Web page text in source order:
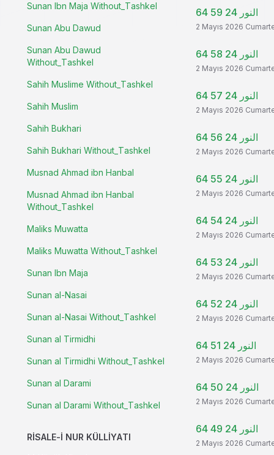
Sunan Ibn Maja Without_Tashkel
Sunan Abu Dawud
Sunan Abu Dawud
Without_Tashkel
Sahih Muslime Without_Tashkel
Sahih Muslim
Sahih Bukhari
Sahih Bukhari Without_Tashkel
Musnad Ahmad ibn Hanbal
Musnad Ahmad ibn Hanbal
Without_Tashkel
Maliks Muwatta
Maliks Muwatta Without_Tashkel
Sunan Ibn Maja
Sunan al-Nasai
Sunan al-Nasai Without_Tashkel
Sunan al Tirmidhi
Sunan al Tirmidhi Without_Tashkel
Sunan al Darami
Sunan al Darami Without_Tashkel
RISALE-I NUR KÜLLIYATI
النور 24 59 64
2 Mayıs 2026
النور 24 58 64
2 Mayıs 2026
النور 24 57 64
2 Mayıs 2026
النور 24 56 64
2 Mayıs 2026
النور 24 55 64
2 Mayıs 2026
النور 24 54 64
2 Mayıs 2026
النور 24 53 64
2 Mayıs 2026
النور 24 52 64
2 Mayıs 2026
النور 24 51 64
2 Mayıs 2026
النور 24 50 64
2 Mayıs 2026
النور 24 49 64
2 Mayıs 2026